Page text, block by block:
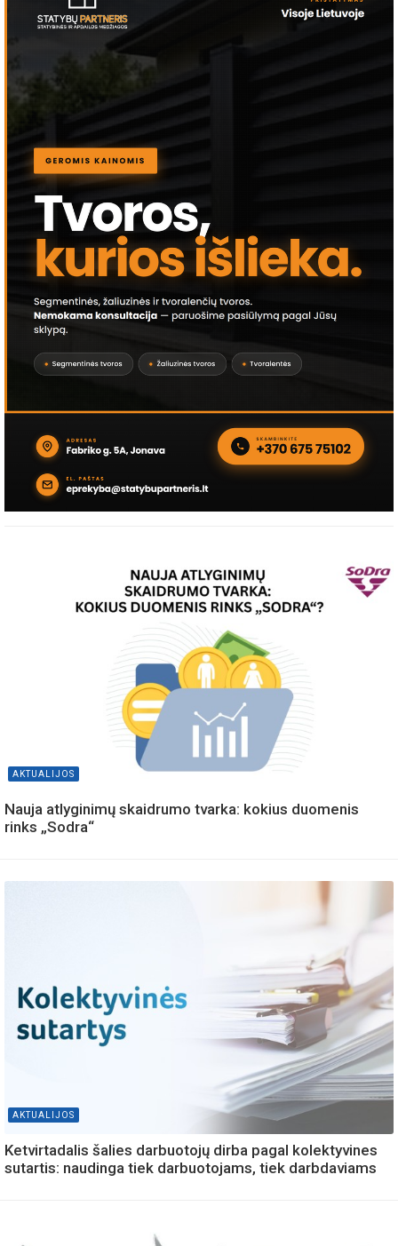
AKTUALIJOS
Nauja atlyginimų skaidrumo tvarka: kokius duomenis
rinks „Sodra“
AKTUALIJOS
Ketvirtadalis šalies darbuotojų dirba pagal kolektyvines
sutartis: naudinga tiek darbuotojams, tiek darbdaviams